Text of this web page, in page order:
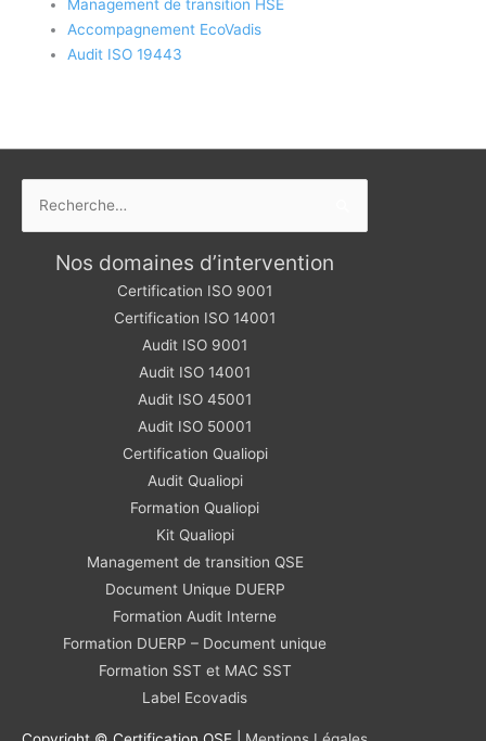
Management de transition HSE
Accompagnement EcoVadis
Audit ISO 19443
Nos domaines d’intervention
Certification ISO 9001
Certification ISO 14001
Audit ISO 9001
Audit ISO 14001
Audit ISO 45001
Audit ISO 50001
Certification Qualiopi
Audit Qualiopi
Formation Qualiopi
Kit Qualiopi
Management de transition QSE
Document Unique DUERP
Formation Audit Interne
Formation DUERP – Document unique
Formation SST et MAC SST
Label Ecovadis